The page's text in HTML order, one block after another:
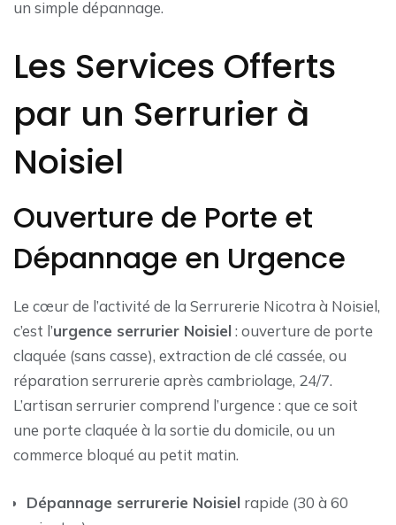
un simple dépannage.
Les Services Offerts
par un Serrurier à
Noisiel
Ouverture de Porte et
Dépannage en Urgence
Le cœur de l’activité de la Serrurerie Nicotra à Noisiel,
c’est l’urgence serrurier Noisiel: ouverture de porte
claquée (sans casse), extraction de clé cassée, ou
réparation serrurerie après cambriolage, 24/7.
L’artisan serrurier comprend l’urgence : que ce soit
une porte claquée à la sortie du domicile, ou un
commerce bloqué au petit matin.
Dépannage serrurerie Noisiel rapide (30 à 60